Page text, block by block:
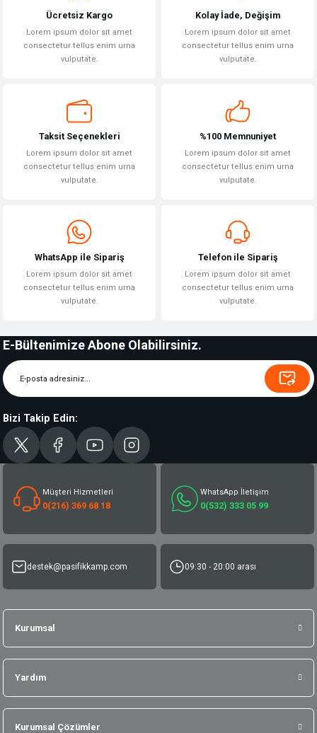
Ücretsiz Kargo
Lorem ipsum dolor sit amet
consectetur tellus enim urna
vulputate.
Kolay İade, Değişim
Lorem ipsum dolor sit amet
consectetur tellus enim urna
vulputate.
Taksit Seçenekleri
Lorem ipsum dolor sit amet
consectetur tellus enim urna
vulputate.
%100 Memnuniyet
Lorem ipsum dolor sit amet
consectetur tellus enim urna
vulputate.
WhatsApp ile Sipariş
Lorem ipsum dolor sit amet
consectetur tellus enim urna
vulputate.
Telefon ile Sipariş
Lorem ipsum dolor sit amet
consectetur tellus enim urna
vulputate.
E-Bültenimize Abone Olabilirsiniz.
Bizi Takip Edin:
Müşteri Hizmetleri
0(216) 369 68 18
WhatsApp İletişim
0(532) 333 05 99
destek@pasifikkamp.com 09:30 - 20:00 arası
Kurumsal
Yardım
Kurumsal Çözümler